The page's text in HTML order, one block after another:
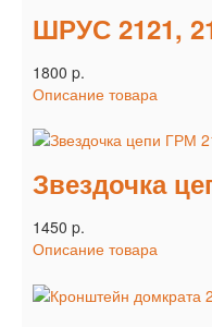
ШРУС 2121,
1800 p.
Описание товара
Звездочка
1450 p.
Описание товара